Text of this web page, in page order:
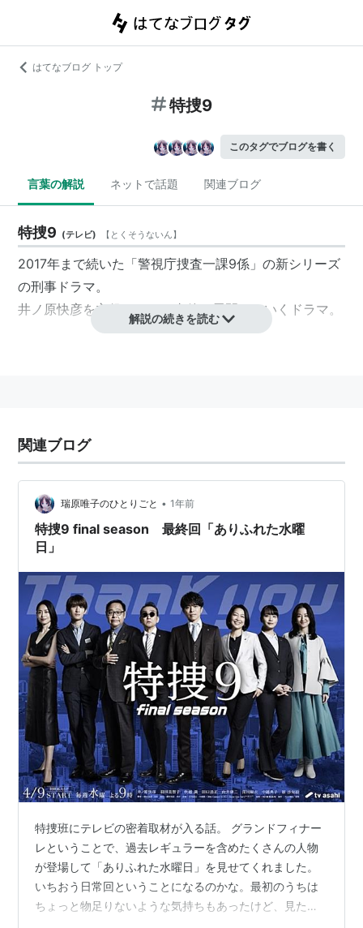
はてなブログ トップ
特捜9
このタグでブログを書く
言葉の解説 ネットで話題 関連ブログ
特捜9 (テレビ) 【 とくそうないん】
2017年まで続いた「警視庁捜査一課9係」の新シリーズ
の刑事ドラマ。
井ノ原快彦を主役にして、事件を展開していくドラマ。
解説の続きを読む
関連ブログ
瑞原唯子のひとりごと • 1年前
特捜9 final season 最終回「ありふれた水曜
日」
特捜班にテレビの密着取材が入る話。 グランドフィナー
レということで、過去レギュラーを含めたくさんの人物
が登場して「ありふれた水曜日」を見せてくれました。
いちおう日常回ということになるのかな。最初のうちは
ちょっと物足りないような気持ちもあったけど、見たい